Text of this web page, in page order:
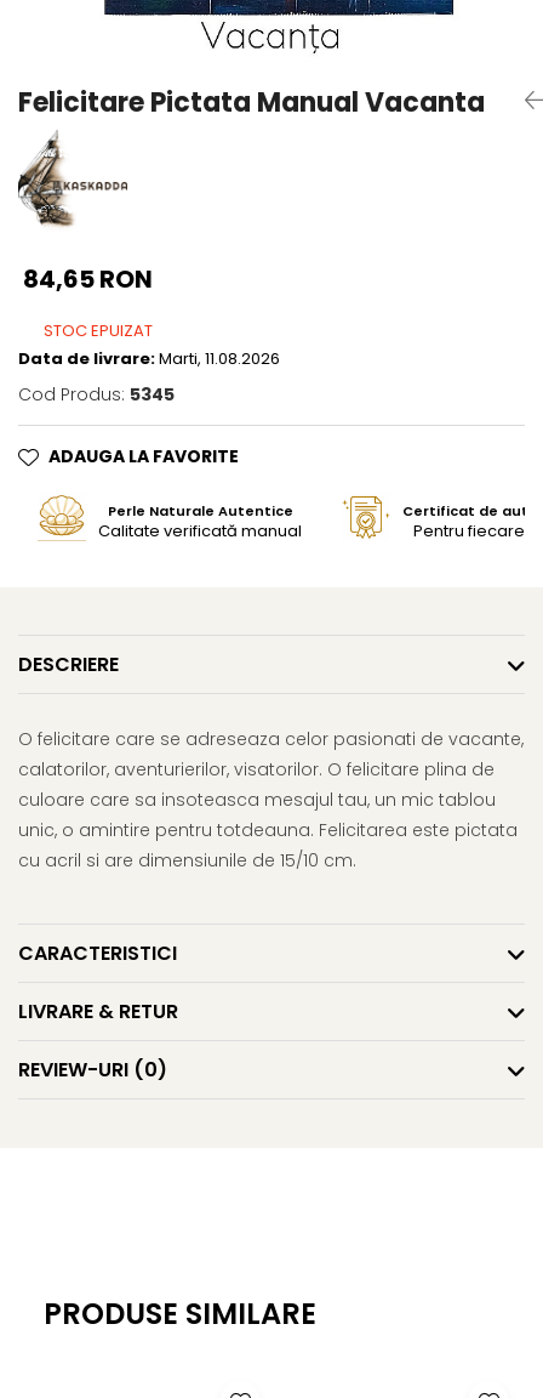
Seturi Perle cu Argint
Pandantive cu Perle
Felicitare Pictata Manual Vacanta
84,65 RON
STOC EPUIZAT
Data de livrare:Marti, 11.08.2026
Cod Produs: 5345
ADAUGA LA FAVORITE
Perle Naturale Autentice
Calitate verificată manual
Certificat de
Pentru fiecare
DESCRIERE
O felicitare care se adreseaza celor pasionati de vacante,
calatorilor, aventurierilor, visatorilor. O felicitare plina de
culoare care sa insoteasca mesajul tau, un mic tablou
unic, o amintire pentru totdeauna. Felicitarea este pictata
cu acril si are dimensiunile de 15/10 cm.
CARACTERISTICI
LIVRARE & RETUR
REVIEW-URI (0)
PRODUSE SIMILARE